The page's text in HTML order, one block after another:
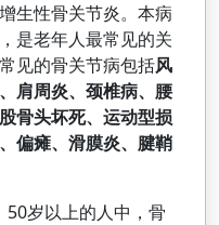
生性骨关节炎。本病
是老年人最常见的关
见的骨关节病包括风
肩周炎、颈椎病、腰
骨头坏死、运动型损
偏瘫、滑膜炎、腱鞘
岁以上的人中，骨